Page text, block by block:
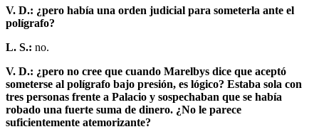
V. D.: ¿pero había una orden judicial para someterla ante el
polígrafo?
L. S.: no.
V. D.: ¿pero no cree que cuando Marelbys dice que aceptó
someterse al polígrafo bajo presión, es lógico? Estaba sola con
tres personas frente a Palacio y sospechaban que se había
robado una fuerte suma de dinero. ¿No le parece
suficientemente atemorizante?